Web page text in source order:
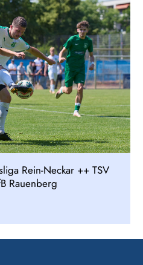
Rein-Neckar ++ TSV
Rauenberg